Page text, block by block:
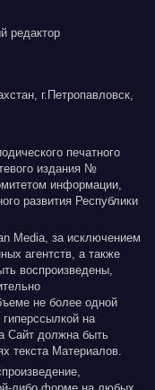
редактор
г.Петропавловск,
печатного
издания №
информации,
развития Республики
Media, за исключением
агентств, а также
воспроизведены,
не более одной
на
Сайт должна быть
текста Материалов.